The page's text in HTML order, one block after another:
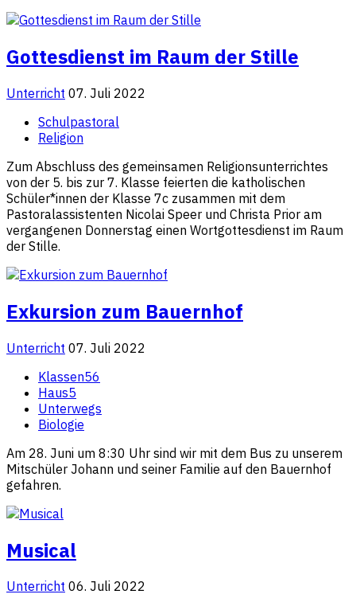
Gottesdienst im Raum der Stille
Unterricht 07. Juli 2022
Schulpastoral
Religion
Zum Abschluss des gemeinsamen Religionsunterrichtes
von der 5. bis zur 7. Klasse feierten die katholischen
Schüler*innen der Klasse 7c zusammen mit dem
Pastoralassistenten Nicolai Speer und Christa Prior am
vergangenen Donnerstag einen Wortgottesdienst im Raum
der Stille.
Exkursion zum Bauernhof
Unterricht 07. Juli 2022
Klassen56
Haus5
Unterwegs
Biologie
Am 28. Juni um 8:30 Uhr sind wir mit dem Bus zu unserem
Mitschüler Johann und seiner Familie auf den Bauernhof
gefahren.
Musical
Unterricht 06. Juli 2022